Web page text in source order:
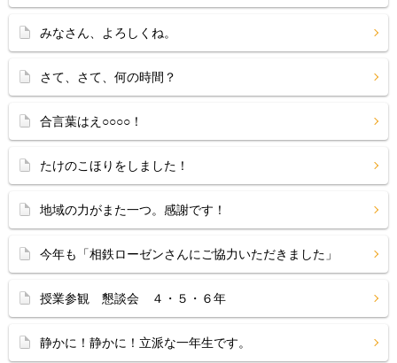
みなさん、よろしくね。
さて、さて、何の時間？
合言葉はえ○○○○！
たけのこほりをしました！
地域の力がまた一つ。感謝です！
今年も「相鉄ローゼンさんにご協力いただきました」
授業参観 懇談会 ４・５・６年
静かに！静かに！立派な一年生です。